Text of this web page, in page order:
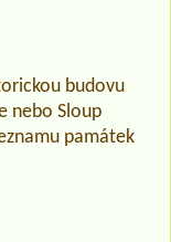
budovu
nebo Sloup
památek